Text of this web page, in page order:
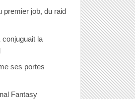
premier job, du raid
la
ses portes
Fantasy